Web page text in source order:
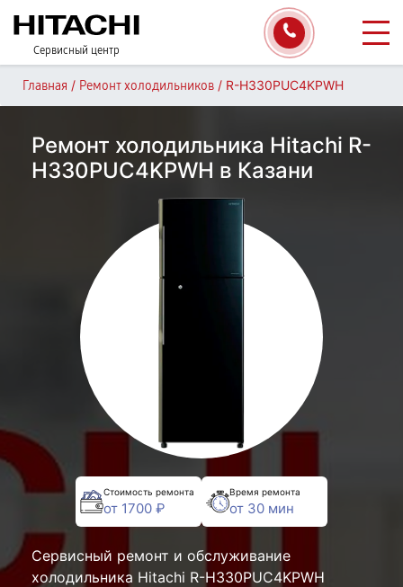
Сервисный центр
Главная / Ремонт холодильников / R-H330PUC4KPWH
Ремонт холодильника Hitachi R-
H330PUC4KPWH в Казани
Стоимость ремонта
от 1700 ₽
Время ремонта
от 30 мин
Сервисный ремонт и обслуживание
холодильника Hitachi R-H330PUC4KPWH